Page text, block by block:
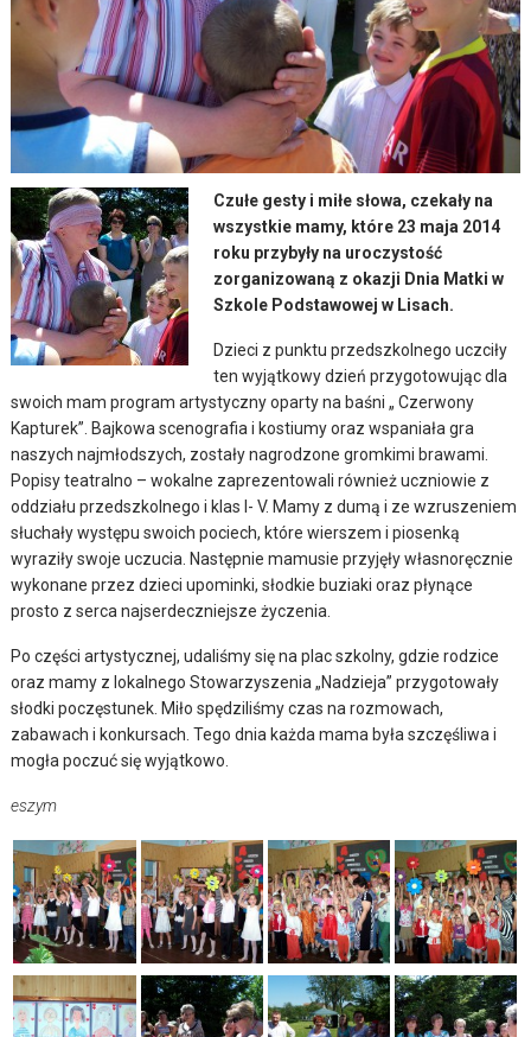
Czułe gesty i miłe słowa, czekały na
wszystkie mamy, które 23 maja 2014
roku przybyły na uroczystość
zorganizowaną z okazji Dnia Matki w
Szkole Podstawowej w Lisach.
Dzieci z punktu przedszkolnego uczciły
ten wyjątkowy dzień przygotowując dla
swoich mam program artystyczny oparty na baśni „ Czerwony
Kapturek”. Bajkowa scenografia i kostiumy oraz wspaniała gra
naszych najmłodszych, zostały nagrodzone gromkimi brawami.
Popisy teatralno – wokalne zaprezentowali również uczniowie z
oddziału przedszkolnego i klas I- V. Mamy z dumą i ze wzruszeniem
słuchały występu swoich pociech, które wierszem i piosenką
wyraziły swoje uczucia. Następnie mamusie przyjęły własnoręcznie
wykonane przez dzieci upominki, słodkie buziaki oraz płynące
prosto z serca najserdeczniejsze życzenia.
Po części artystycznej, udaliśmy się na plac szkolny, gdzie rodzice
oraz mamy z lokalnego Stowarzyszenia „Nadzieja” przygotowały
słodki poczęstunek. Miło spędziliśmy czas na rozmowach,
zabawach i konkursach. Tego dnia każda mama była szczęśliwa i
mogła poczuć się wyjątkowo.
eszym